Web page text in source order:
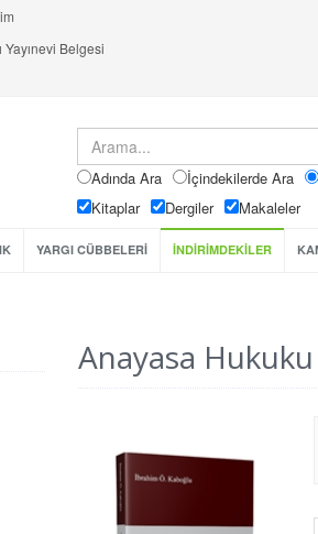
Yayınevi Belgesi
Adında Ara İçindekilerde Ara
Kitaplar
Dergiler Makaleler
YARGI CÜBBELERİ İNDİRİMDEKİLER
Anayasa